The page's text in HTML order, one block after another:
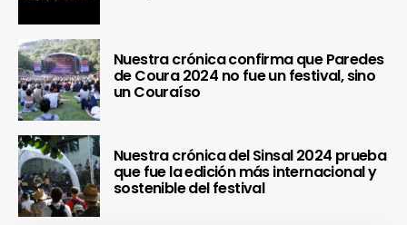
Nuestra crónica confirma que Paredes
de Coura 2024 no fue un festival, sino
un Couraíso
Nuestra crónica del Sinsal 2024 prueba
que fue la edición más internacional y
sostenible del festival